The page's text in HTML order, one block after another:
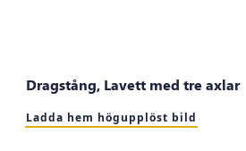
Dragstång, Lavett med tre axlar
Ladda hem högupplöst bild